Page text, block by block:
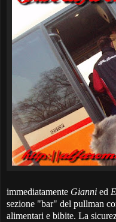
immediatamente Gianni ed
sezione "bar" del pullman
alimentari e bibite. La